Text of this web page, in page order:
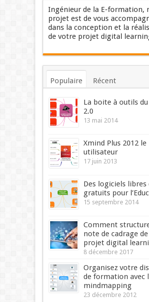
Ingénieur de la E-formation,
projet est de vous
dans la conception et la
de votre projet digital
Populaire Récent
Commentaires Mots-clés
La boite à outils
2.0
13 mai 2014
Xmind Plus 2012
utilisateur
17 juin 2013
Des logiciels libres
gratuits pour
15 septembre 2014
Comment
note de cadrage
projet digital
8 décembre 2017
Organisez votre
de formation avec
mindmapping
23 décembre 2012